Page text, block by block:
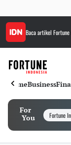
Baca artikel Fortune
HomeBusiness
For
You
Fortune